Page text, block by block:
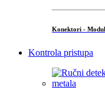
Konektori -
Kontrola pristupa